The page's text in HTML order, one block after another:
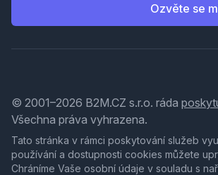
Ozvěte se
© 2001–2026 B2M.CZ s.r.o. ráda
Všechna práva vyhrazena.
Tato stránka v rámci poskytování služeb
používání a dostupnosti cookies můžete
Chráníme Vaše osobní údaje v souladu s